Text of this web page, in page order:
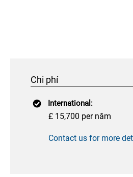
Chi phí
International:
£ 15,700 per năm
Contact us for more